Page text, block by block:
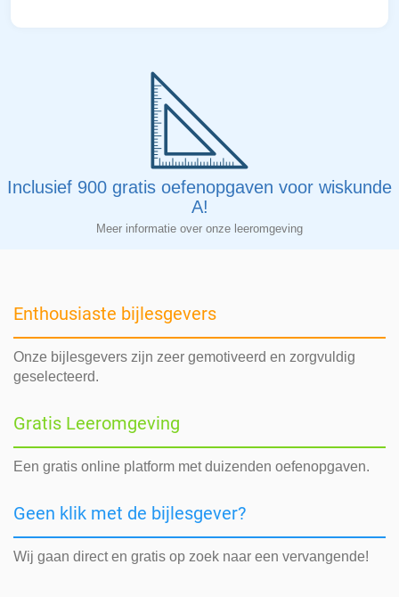
Inclusief 900 gratis oefenopgaven voor wiskunde
A!
Meer informatie over onze leeromgeving
Enthousiaste bijlesgevers
Onze bijlesgevers zijn zeer gemotiveerd en zorgvuldig
geselecteerd.
Gratis Leeromgeving
Een gratis online platform met duizenden oefenopgaven.
Geen klik met de bijlesgever?
Wij gaan direct en gratis op zoek naar een vervangende!